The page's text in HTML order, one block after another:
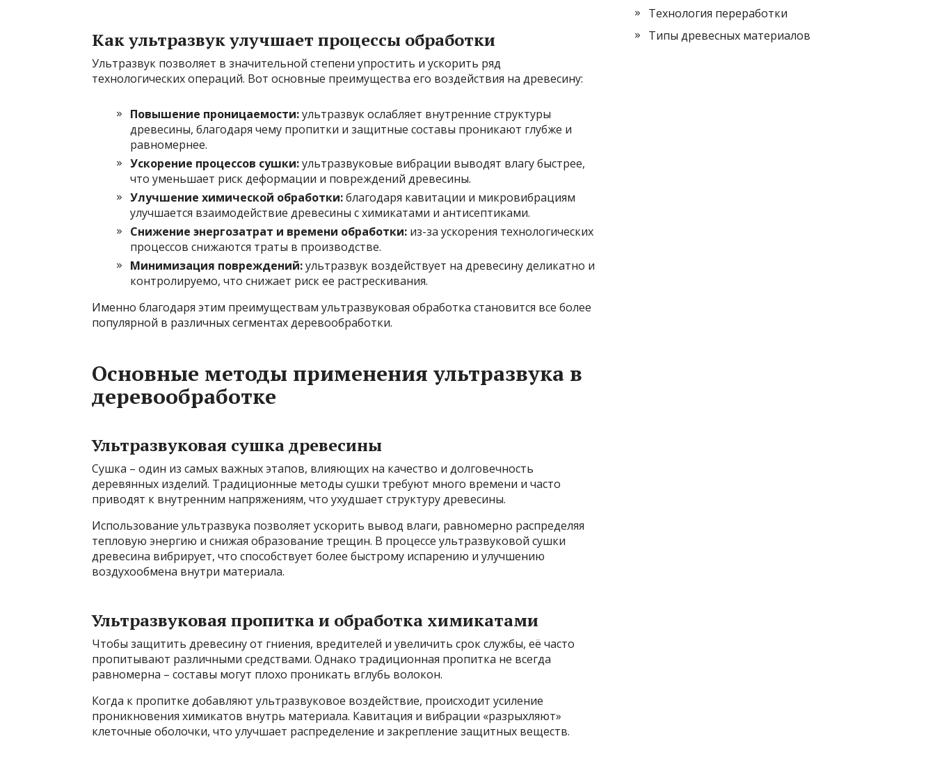
Как ультразвук улучшает процессы обработки
Ультразвук позволяет в значительной степени упростить и ускорить ряд
технологических операций. Вот основные преимущества его воздействия на древесину:
Повышение проницаемости:ультразвук ослабляет внутренние структуры
древесины, благодаря чему пропитки и защитные составы проникают глубже и
равномернее.
Ускорение процессов сушки:ультразвуковые вибрации выводят влагу быстрее,
что уменьшает риск деформации и повреждений древесины.
Улучшение химической обработки:благодаря кавитации и микровибрациям
улучшается взаимодействие древесины с химикатами и антисептиками.
Снижение энергозатрат и времени обработки: из-за ускорения технологических
процессов снижаются траты в производстве.
Минимизация повреждений:ультразвук воздействует на древесину деликатно и
контролируемо, что снижает риск ее растрескивания.
Именно благодаря этим преимуществам ультразвуковая обработка становится все более
популярной в различных сегментах деревообработки.
Основные методы применения ультразвука в
деревообработке
Ультразвуковая сушка древесины
Сушка – один из самых важных этапов, влияющих на качество и долговечность
деревянных изделий. Традиционные методы сушки требуют много времени и часто
приводят к внутренним напряжениям, что ухудшает структуру древесины.
Использование ультразвука позволяет ускорить вывод влаги, равномерно распределяя
тепловую энергию и снижая образование трещин. В процессе ультразвуковой сушки
древесина вибрирует, что способствует более быстрому испарению и улучшению
воздухообмена внутри материала.
Ультразвуковая пропитка и обработка химикатами
Чтобы защитить древесину от гниения, вредителей и увеличить срок службы, её часто
пропитывают различными средствами. Однако традиционная пропитка не всегда
равномерна – составы могут плохо проникать вглубь волокон.
Когда к пропитке добавляют ультразвуковое воздействие, происходит усиление
проникновения химикатов внутрь материала. Кавитация и вибрации «разрыхляют»
клеточные оболочки, что улучшает распределение и закрепление защитных веществ.
Технология переработки
Типы древесных материалов